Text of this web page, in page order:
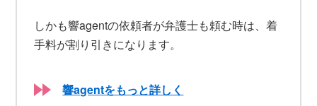
しかも響agentの依頼者が弁護士も頼む時は、着
手料が割り引きになります。
響agentをもっと詳しく